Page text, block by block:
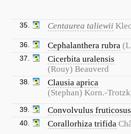
35. Centaurea taliewii
36. Cephalanthera rubra
37.
Cicerbita uralensis
(Rouy) Beauverd
38.
Clausia aprica
(Stephan) Korn.-
39. Convolvulus fruticosus
40. Corallorhiza trifida